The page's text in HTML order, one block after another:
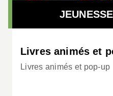
JEUNESSE
Livres animés et
Livres animés et pop-up